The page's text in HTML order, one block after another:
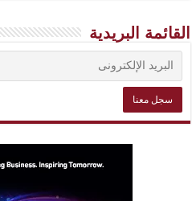
القائمة البريدية